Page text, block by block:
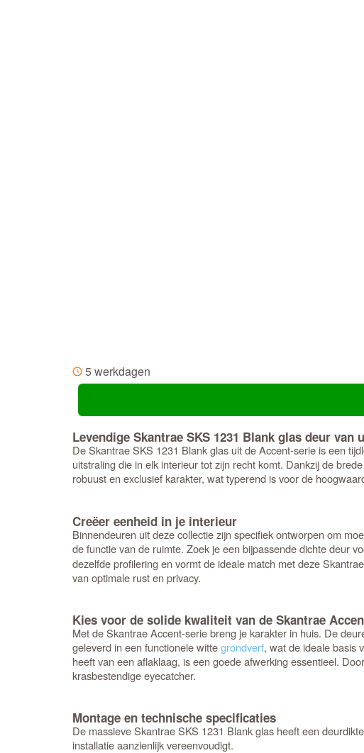
5 werkdagen
Levendige Skantrae SKS 1231 Blank glas deur
De Skantrae SKS 1231 Blank glas uit de Accent-serie is een
uitstraling die in elk interieur tot zijn recht komt. Dankzij de
robuust en exclusief karakter, wat typerend is voor de
Creëer eenheid in je interieur
Binnendeuren uit deze collectie zijn specifiek ontworpen om
de functie van de ruimte. Zoek je een bijpassende dichte deur
dezelfde profilering en vormt de ideale match met deze
van optimale rust en privacy.
Kies voor de solide kwaliteit van de Skantrae
Met de Skantrae Accent-serie breng je karakter in huis. De
geleverd in een functionele wittegrondverf, wat de ideale basis
heeft van een aflaklaag, is een goede afwerking essentieel.
krasbestendige eyecatcher.
Montage en technische specificaties
De massieve Skantrae SKS 1231 Blank glas heeft een
installatie aanzienlijk vereenvoudigt.